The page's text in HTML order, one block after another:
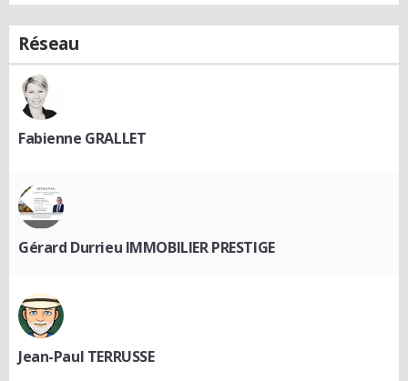
Réseau
Fabienne GRALLET
Gérard Durrieu IMMOBILIER PRESTIGE
Jean-Paul TERRUSSE